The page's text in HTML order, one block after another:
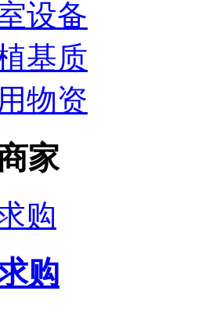
设备
基质
物资
家
购
购